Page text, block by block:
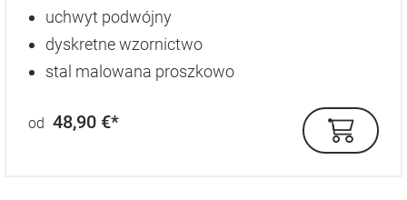
uchwyt podwójny
dyskretne wzornictwo
stal malowana proszkowo
od 48,90 €*